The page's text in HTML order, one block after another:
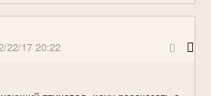
22/17 20:22